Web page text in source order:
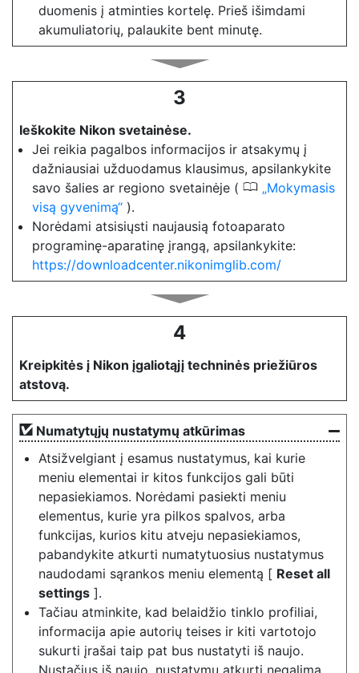
duomenis į atminties kortelę. Prieš išimdami
akumuliatorių, palaukite bent minutę.
3
Ieškokite Nikon svetainėse.
Jei reikia pagalbos informacijos ir atsakymų į
dažniausiai užduodamus klausimus, apsilankykite
savo šalies ar regiono svetainėje ( 0 Mokymasis
visą gyvenimą ).
Norėdami atsisiųsti naujausią fotoaparato
programinę-aparatinę įrangą, apsilankykite:
https://downloadcenter.nikonimglib.com/
4
Kreipkitės į Nikon įgaliotąjį techninės priežiūros
atstovą.
Numatytųjų nustatymų atkūrimas
Atsižvelgiant į esamus nustatymus, kai kurie
meniu elementai ir kitos funkcijos gali būti
nepasiekiamos. Norėdami pasiekti meniu
elementus, kurie yra pilkos spalvos, arba
funkcijas, kurios kitu atveju nepasiekiamos,
pabandykite atkurti numatytuosius nustatymus
naudodami sąrankos meniu elementą [ Reset all
settings ].
Tačiau atminkite, kad belaidžio tinklo profiliai,
informacija apie autorių teises ir kiti vartotojo
sukurti įrašai taip pat bus nustatyti iš naujo.
Nustačius iš naujo, nustatymų atkurti negalima.